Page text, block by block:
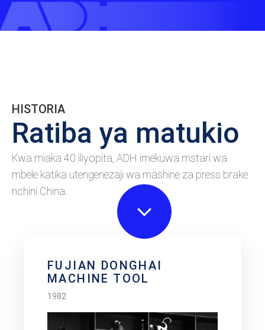
HISTORIA
Ratiba ya matukio
Kwa miaka 40 iliyopita, ADH imekuwa mstari wa
mbele katika utengenezaji wa mashine za press brake
nchini China.
FUJIAN DONGHAI
MACHINE TOOL
1982